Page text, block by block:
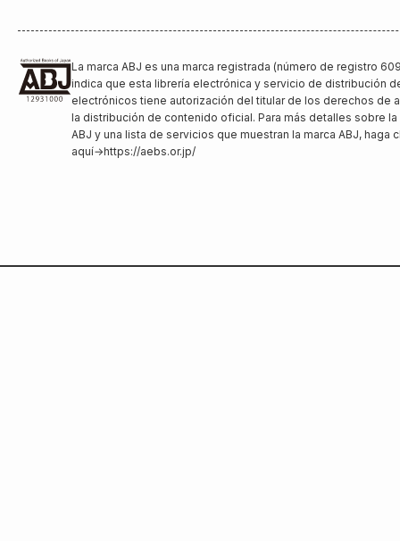
La marca ABJ es una marca registrada (número de registro
indica que esta librería electrónica y servicio de distribución
electrónicos tiene autorización del titular de los derechos de
la distribución de contenido oficial. Para más detalles sobre la
ABJ y una lista de servicios que muestran la marca ABJ, haga
aquí→https://aebs.or.jp/